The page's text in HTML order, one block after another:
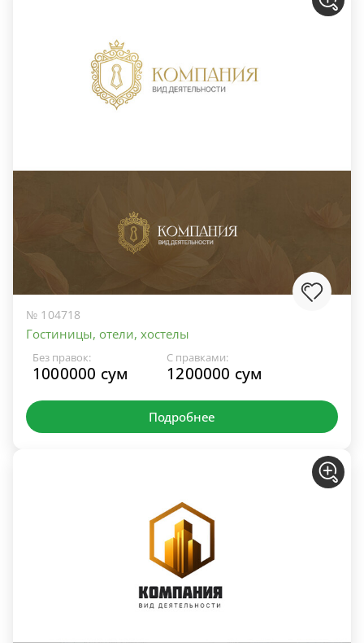
№ 104718
Гостиницы, отели, хостелы
Без правок:
1000000 сум
С правками:
1200000 сум
Подробнее